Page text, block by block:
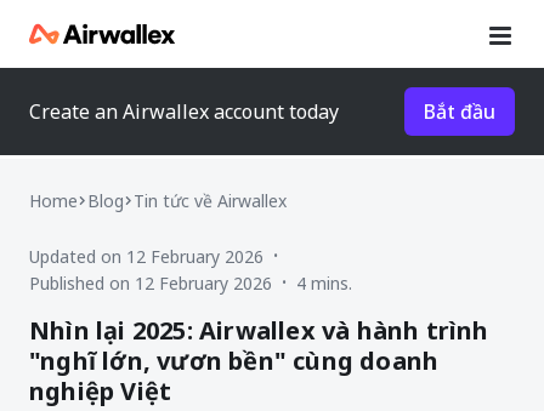
Create an Airwallex account today Bắt đầu
Home Blog Tin tức về Airwallex
Updated on 12 February 2026 •
Published on 12 February 2026 • 4 mins.
Nhìn lại 2025: Airwallex và hành trình
"nghĩ lớn, vươn bền" cùng doanh
nghiệp Việt